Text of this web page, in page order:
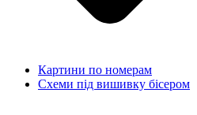
Картини по номерам
Схеми під вишивку бісером